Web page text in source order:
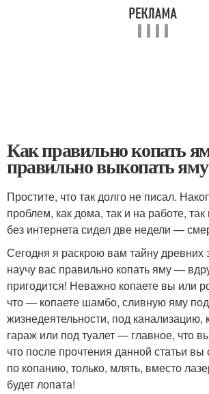
Как правильно копать
правильно выкопать яму
Простите, что так долго не писал.
проблем, как дома, так и на работе, так
без интернета сидел две недели —
Сегодня я раскрою вам тайну древних
научу вас правильно копать яму —
пригодится! Неважно копаете вы или
что — копаете шамбо, сливную яму
жизнедеятельности, под канализацию,
гараж или под туалет — главное, что
что после прочтения данной статьи
по копанию, только, млять, вместо
будет лопата!